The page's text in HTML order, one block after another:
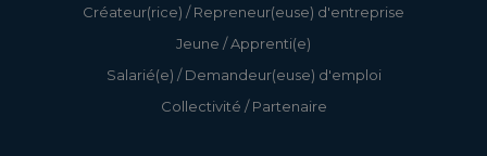
Créateur(rice) / Repreneur(euse) d'entreprise
Jeune / Apprenti(e)
Salarié(e) / Demandeur(euse) d'emploi
Collectivité / Partenaire